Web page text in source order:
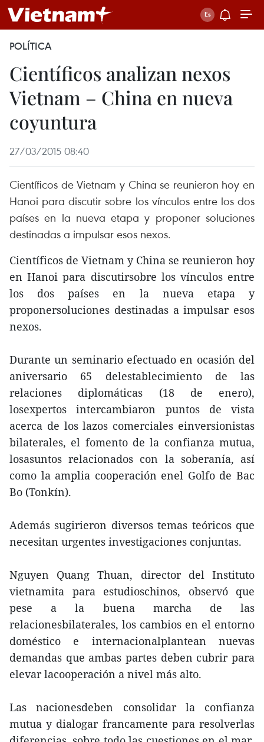
POLÍTICA
Científicos analizan nexos
Vietnam – China en nueva
coyuntura
27/03/2015 08:40
Científicos de Vietnam y China se reunieron hoy en
Hanoi para discutir sobre los vínculos entre los dos
países en la nueva etapa y proponer soluciones
destinadas a impulsar esos nexos.
Científicos de Vietnam y China se reunieron hoy
en Hanoi para discutirsobre los vínculos entre
los dos países en la nueva etapa y
proponersoluciones destinadas a impulsar esos
nexos.
Durante un seminario efectuado en ocasión del
aniversario 65 delestablecimiento de las
relaciones diplomáticas (18 de enero),
losexpertos intercambiaron puntos de vista
acerca de los lazos comerciales einversionistas
bilaterales, el fomento de la confianza mutua,
losasuntos relacionados con la soberanía, así
como la amplia cooperación enel Golfo de Bac
Bo (Tonkín).
Además sugirieron diversos temas teóricos que
necesitan urgentes investigaciones conjuntas.
Nguyen Quang Thuan, director del Instituto
vietnamita para estudioschinos, observó que
pese a la buena marcha de las
relacionesbilaterales, los cambios en el entorno
doméstico e internacionalplantean nuevas
demandas que ambas partes deben cubrir para
elevar lacooperación a nivel más alto.
Las nacionesdeben consolidar la confianza
mutua y dialogar francamente para resolverlas